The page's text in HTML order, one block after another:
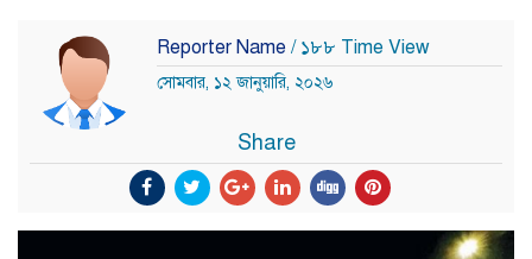
Reporter Name / ১৮৮ Time View
সোমবার, ১২ জানুয়ারি, ২০২৬
Share